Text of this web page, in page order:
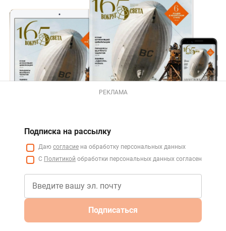
РЕКЛАМА
Подписка на рассылку
Даю согласие на обработку персональных данных
С Политикой обработки персональных данных согласен
Подписаться